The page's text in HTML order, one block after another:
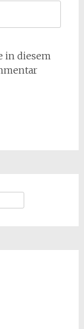
in diesem